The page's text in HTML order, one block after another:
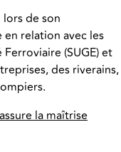
de son
relation avec les
(SUGE) et
des riverains,
la maîtrise